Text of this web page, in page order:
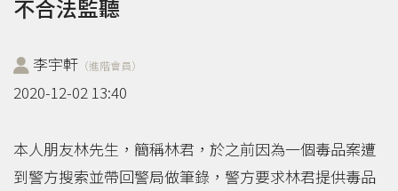
不合法監聽
李宇軒 （進階會員）
2020-12-02 13:40
本人朋友林先生，簡稱林君，於之前因為一個毒品案遭
到警方搜索並帶回警局做筆錄，警方要求林君提供毒品